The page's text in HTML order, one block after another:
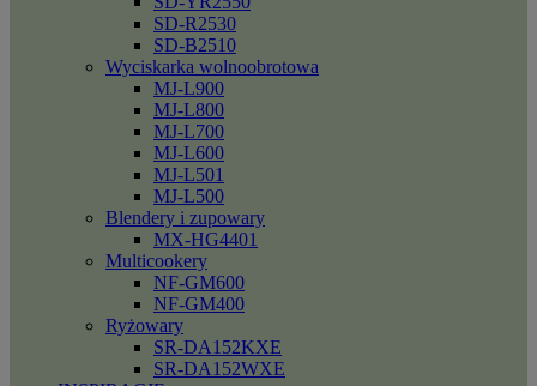
SD-R2530
SD-B2510
Wyciskarka wolnoobrotowa
MJ-L900
MJ-L800
MJ-L700
MJ-L600
MJ-L501
MJ-L500
Blendery i zupowary
MX-HG4401
Multicookery
NF-GM600
NF-GM400
Ryżowary
SR-DA152KXE
SR-DA152WXE